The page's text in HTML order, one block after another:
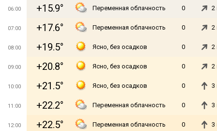
06:00 +15.9° Переменная облачность 0 2
07:00 +17.6° Переменная облачность 0 2
08:00 +19.5° Ясно, без осадков 0 2
09:00 +20.8° Ясно, без осадков 0 2
10:00 +21.5° Ясно, без осадков 0 3
11:00 +22.2° Переменная облачность 0 3
12:00 +22.5° Переменная облачность 0 3